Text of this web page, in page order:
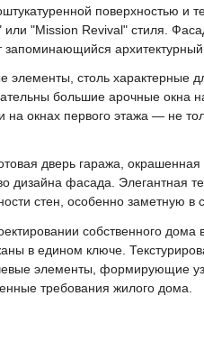
поверхностью и
или "Mission Revival" стиля.
запоминающийся архитектурный
элементы, столь характерные
большие арочные окна
на окнах первого этажа — не
дверь гаража,
дизайна фасада. Элегантная
стен, особенно заметную в
собственного
в едином ключе.
элементы, формирующие
требования жилого дома.